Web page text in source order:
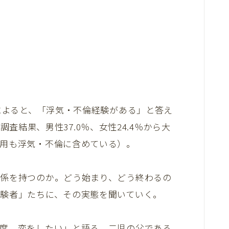
ると、「浮気・不倫経験がある」と答え
査結果、男性37.0％、女性24.4％から大
も浮気・不倫に含めている）。
を持つのか。どう始まり、どう終わるの
」たちに、その実態を聞いていく。